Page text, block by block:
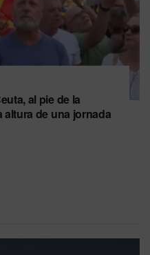
al pie de la
altura de una jornada